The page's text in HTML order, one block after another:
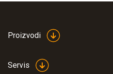
Proizvodi
Servis